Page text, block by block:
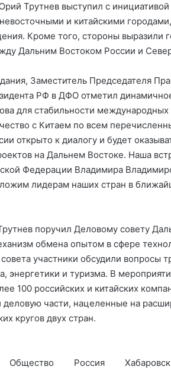
Трутнев выступил с
и китайскими
Кроме того, стороны выразили
Дальним Востоком России и
Заместитель Председателя
РФ в ДФО отметил
для стабильности
с Китаем по всем
открыто к диалогу и будет
на Дальнем Востоке. Наша
Федерации Владимира
лидерам наших стран в
поручил Деловому совету
обмена опытом в сфере
участники обсудили вопросы
энергетики и туризма. В
100 российских и китайских
части, нацеленные на
кругов двух стран.
Общество Россия